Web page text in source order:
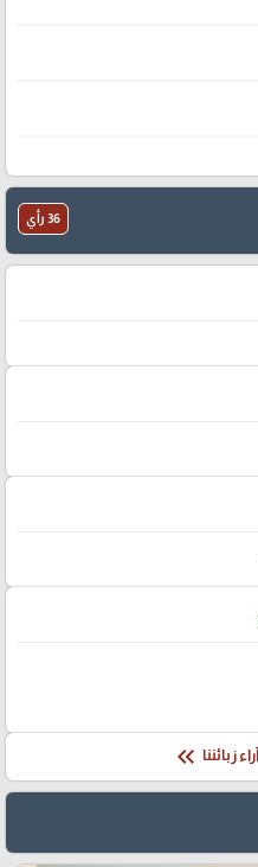
36 رأي
آراء زبائننا keyboard_double_arrow_left